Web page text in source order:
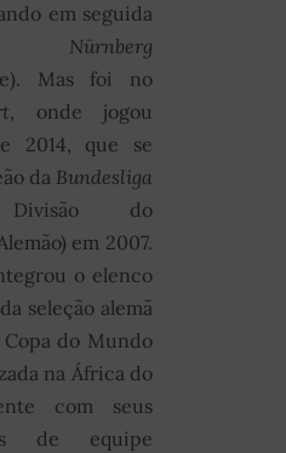
em seguida
Nürnberg
Mas foi no
, onde jogou
2014, que se
da Bundesliga
Divisão do
em 2007.
o elenco
seleção alemã
do Mundo
na África do
com seus
de equipe